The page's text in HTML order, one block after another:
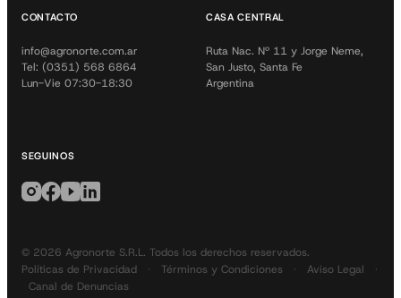
CASA CENTRAL
Ruta Nac. Nº 11 y Jorge Neme,
San Justo, Santa Fe
Argentina
CONTACTO
info@agronorte.com.ar
Tel: (0351) 568 6864
Lun-Vie 07:30-18:30
SEGUINOS
© 2026 Agronorte S.R.L. Todos los derechos reservados.
Políticas de Privacidad · Términos y Condiciones · Aviso Legal ·
Canal de Denuncias